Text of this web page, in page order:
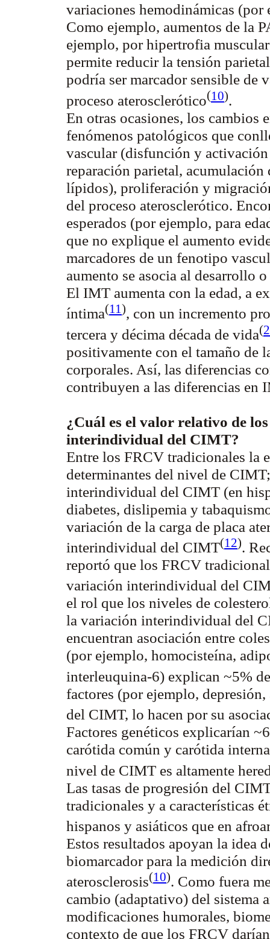
variaciones hemodinámicas
Como ejemplo, aumentos de la
ejemplo, por hipertrofia
permite reducir la tensión
podría ser marcador sensible de
proceso aterosclerótico(10).
En otras ocasiones, los cambios
fenómenos patológicos que
vascular (disfunción y
reparación parietal,
lípidos), proliferación y
del proceso aterosclerótico.
esperados (por ejemplo, para
que no explique el aumento
marcadores de un fenotipo
aumento se asocia al desarrollo
El IMT aumenta con la edad, a
íntima(11), con un incremento
tercera y décima década de vida(2
positivamente con el tamaño de
corporales. Así, las diferencias
contribuyen a las diferencias en
¿Cuál es el valor relativo de
interindividual del CIMT?
Entre los FRCV tradicionales la
determinantes del nivel de
interindividual del CIMT (en
diabetes, dislipemia y
variación de la carga de placa
interindividual del CIMT(12).
reportó que los FRCV
variación interindividual del
el rol que los niveles de
la variación interindividual del
encuentran asociación entre
(por ejemplo, homocisteína,
interleuquina-6) explican ~5%
factores (por ejemplo,
del CIMT, lo hacen por su
Factores genéticos explicarían
carótida común y carótida
nivel de CIMT es altamente
Las tasas de progresión del
tradicionales y a características
hispanos y asiáticos que en
Estos resultados apoyan la idea
biomarcador para la medición
aterosclerosis(10). Como fuera
cambio (adaptativo) del sistema
modificaciones humorales,
contexto de que los FRCV